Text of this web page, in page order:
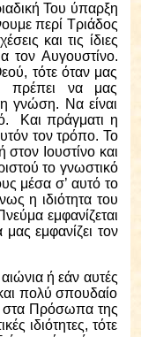
Του ύπαρξη
περί Τριάδος
και τις ίδιες
τον Αυγουστίνο.
τότε όταν μας
πρέπει να μας
η γνώση. Να είναι
Και πράγματι η
τον τρόπο. Το
Ιουστίνο και
το γνωστικό
μέσα σ’ αυτό το
η ιδιότητα του
εμφανίζεται
εμφανίζει τον
ή εάν αυτές
πολύ σπουδαίο
στα Πρόσωπα της
ιδιότητες, τότε